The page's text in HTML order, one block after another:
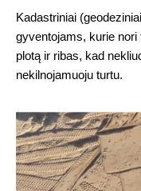
Kadastriniai
gyventojams, kurie
plotą ir ribas, kad
nekilnojamuoju turtu.